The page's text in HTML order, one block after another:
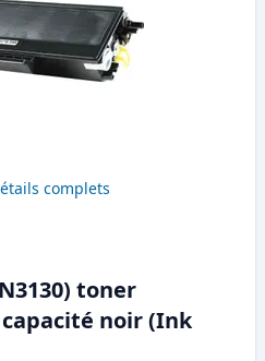
complets
toner
noir (Ink